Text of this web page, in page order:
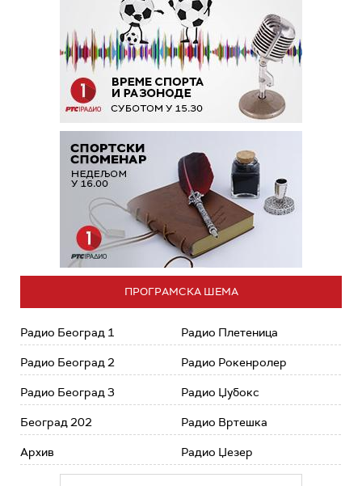
ПРОГРАМСКА ШЕМА
Радио Београд 1
Радио Београд 2
Радио Београд 3
Београд 202
Архив
Радио Плетеница
Радио Рокенролер
Радио Џубокс
Радио Вртешка
Радио Џезер